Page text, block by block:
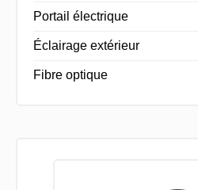
Portail électrique
Éclairage extérieur
Fibre optique